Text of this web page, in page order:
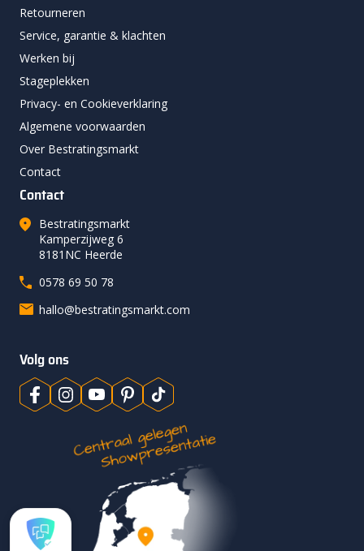
Retourneren
Service, garantie & klachten
Werken bij
Stageplekken
Privacy- en Cookieverklaring
Algemene voorwaarden
Over Bestratingsmarkt
Contact
Contact
Bestratingsmarkt
Kamperzijweg 6
8181NC Heerde
0578 69 50 78
hallo@bestratingsmarkt.com
Volg ons